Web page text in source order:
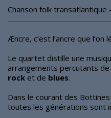
Chanson folk transatlantique
Æncre, c’est l’ancre que
Le quartet distille une
arrangements percutants de
rock et de blues.
Dans le courant des
toutes les générations sont